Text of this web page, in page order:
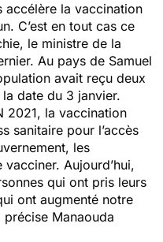
accélère la vaccination
C’est en tout cas ce
le ministre de la
Au pays de Samuel
avait reçu deux
date du 3 janvier.
2021, la vaccination
sanitaire pour l’accès
les
Aujourd’hui,
qui ont pris leurs
ont augmenté notre
précise Manaouda